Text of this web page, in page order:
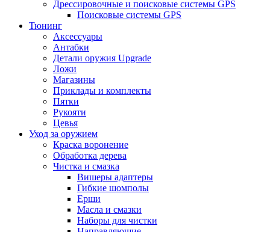
Дрессировочные и поисковые системы GPS
Поисковые системы GPS
Тюнинг
Аксессуары
Антабки
Детали оружия Upgrade
Ложи
Магазины
Приклады и комплекты
Пятки
Рукояти
Цевья
Уход за оружием
Краска воронение
Обработка дерева
Чистка и смазка
Вишеры адаптеры
Гибкие шомполы
Ерши
Масла и смазки
Наборы для чистки